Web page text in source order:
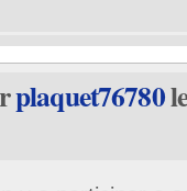
plaquet76780